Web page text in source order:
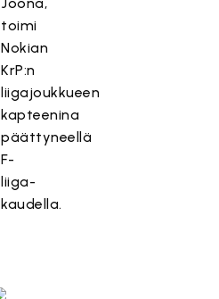
toimi
Nokian
KrP:n
liigajoukkueen
kapteenina
päättyneellä
F-
liiga-
kaudella.